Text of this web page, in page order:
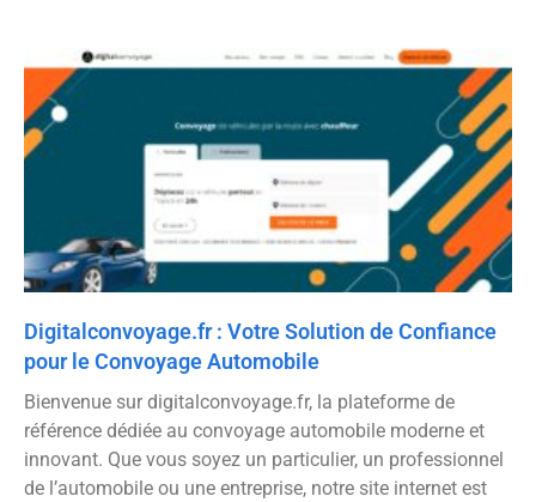
Digitalconvoyage.fr : Votre Solution de Confiance
pour le Convoyage Automobile
Bienvenue sur digitalconvoyage.fr, la plateforme de
référence dédiée au convoyage automobile moderne et
innovant. Que vous soyez un particulier, un professionnel
de l’automobile ou une entreprise, notre site internet est